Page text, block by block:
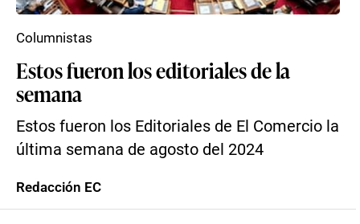
Estos fueron los editoriales de la
semana
Estos fueron los Editoriales de El Comercio la
última semana de agosto del 2024
Columnistas
Redacción EC